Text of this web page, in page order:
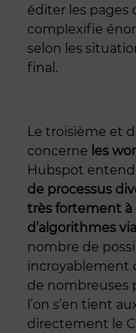
éditer les pages
complexifie
selon les
final.
Le troisième et
concerne les
Hubspot
de processus
très fortement à
d’algorithmes
nombre de
incroyablement
de nombreuses
l’on s’en tient
directement le